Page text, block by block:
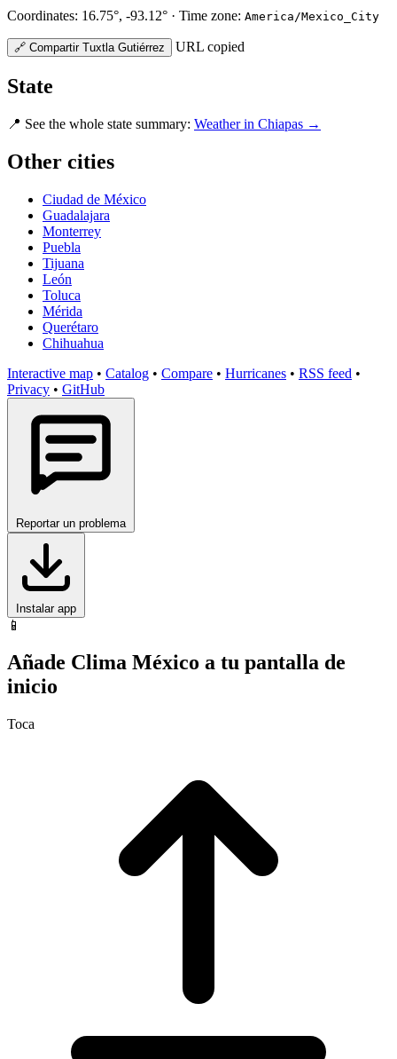
Coordinates: 16.75°, -93.12° · Time zone: America/Mexico_City
🔗 Compartir Tuxtla Gutiérrez URL copied
State
📍 See the whole state summary: Weather in Chiapas →
Other cities
Ciudad de México
Guadalajara
Monterrey
Puebla
Tijuana
León
Toluca
Mérida
Querétaro
Chihuahua
Interactive map • Catalog • Compare • Hurricanes • RSS feed •
Privacy • GitHub
Reportar un problema
Instalar app
📱
Añade Clima México a tu pantalla de
inicio
Toca